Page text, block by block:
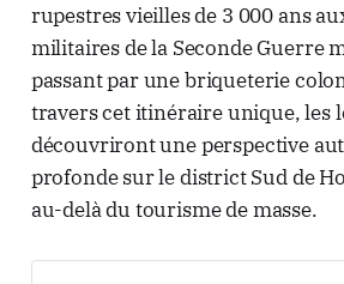
rupestres vieilles de 3 000 ans
militaires de la Seconde Guerre
passant par une briqueterie
travers cet itinéraire unique, les
découvriront une perspective
profonde sur le district Sud de
au-delà du tourisme de masse.